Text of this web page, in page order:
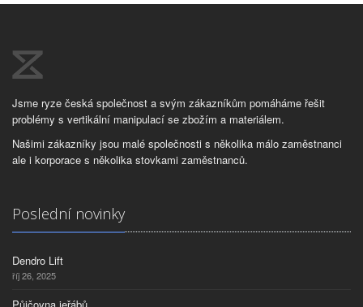
Jsme ryze česká společnost a svým zákazníkům pomáháme řešit
problémy s vertikální manipulací se zbožím a materiálem.
Našimi zákazníky jsou malé společnosti s několika málo zaměstnanci
ale i korporace s několika stovkami zaměstnanců.
Poslední novinky
Dendro Lift
říj 26, 2025